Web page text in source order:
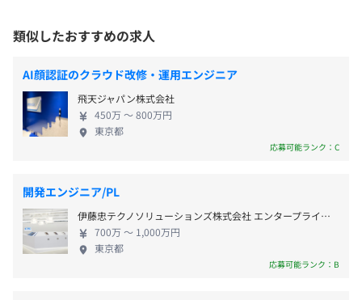
当社のITエンジニア／ソフトウェアエンジニアが、開発工
を幅広く支援しております。
研修を通じて実務に向けた成長ができます。当社はこれま
た教育研修を行ってきた実績があり、新規事業であるソフ
トウェア事業においても研修体制を整えています。
入社後はおよそ3カ月間、集中的に研修をいただける環境
を用意しています。内容としては、社会人としての基礎か
従業員に対する受動喫煙対策：あり
当、在宅勤務手当、住宅手当など
※住宅手当は社内規定により支給する
昇給：年1回
社会保険完備（健康保険・厚生年金加入・雇用保険・労災
ど、最先端領域や社会に必要不可欠なプロジェクト
にも携わりながら成長できる環境があります。
類似したおすすめの求人
AI顔認証のクラウド改修・運用エンジニア
飛天ジャパン株式会社
450万 〜 800万円
東京都
応募可能ランク：C
開発エンジニア/PL
伊藤忠テクノソリューションズ株式会社 エンタープライズシステム開発事業部
700万 〜 1,000万円
東京都
応募可能ランク：B